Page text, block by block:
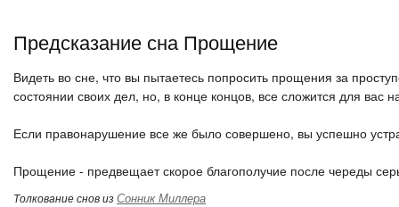
Предсказание сна Прощение
Видеть во сне, что вы пытаетесь попросить прощения за
состоянии своих дел, но, в конце концов, все сложится для вас
Если правонарушение все же было совершено, вы успешно
Прощение - предвещает скорое благополучие после череды
Толкование снов изСонник Миллера